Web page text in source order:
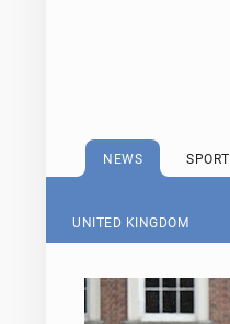
NEWS SPORT
UNITED KINGDOM